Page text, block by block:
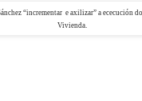
“incrementar e axilizar” a ececución
Vivienda.